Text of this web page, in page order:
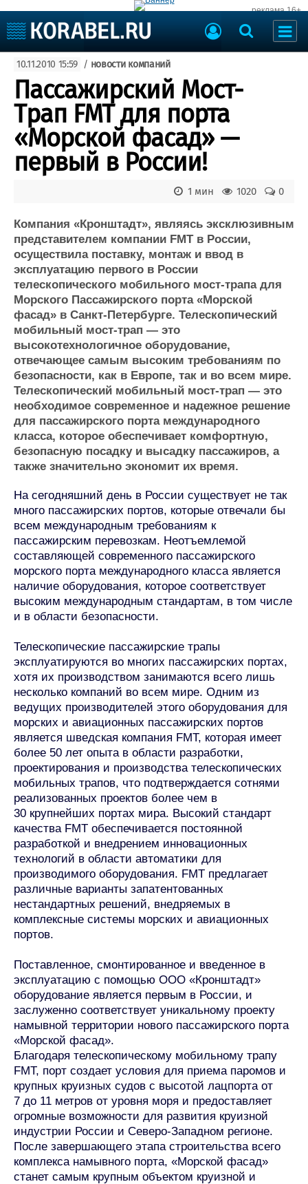
реклама 16+
Судоходство
Судоремонт
События
Пресс-релизы
Порты
Рыболовство
ВМФ
Образование
Яхты и катера
Еще
Пульс
Новости
Компании
Репутация
Работа
Крюинг
Журнал
Реклама
Доска объявлений
Продажа флота
Оборудование
Изделия
Материалы
Услуги
Конференции
Выставки и семинары
Личности
Словарь
Флот
Галерея флота
Форум
Отзывы
Все службы
10.11.2010 15:59 / новости компаний
Пассажирский Мост-
Трап FMT для порта
«Морской фасад» —
первый в России!
0
1020
1 мин
Компания «Кронштадт», являясь эксклюзивным
представителем компании FMT в России,
осуществила поставку, монтаж и ввод в
эксплуатацию первого в России
телескопического мобильного мост-трапа для
Морского Пассажирского порта «Морской
фасад» в Санкт-Петербурге. Телескопический
мобильный мост-трап — это
высокотехнологичное оборудование,
отвечающее самым высоким требованиям по
безопасности, как в Европе, так и во всем мире.
Телескопический мобильный мост-трап — это
необходимое современное и надежное решение
для пассажирского порта международного
класса, которое обеспечивает комфортную,
безопасную посадку и высадку пассажиров, а
также значительно экономит их время.
На сегодняшний день в России существует не так
много пассажирских портов, которые отвечали бы
всем международным требованиям к
пассажирским перевозкам. Неотъемлемой
составляющей современного пассажирского
морского порта международного класса является
наличие оборудования, которое соответствует
высоким международным стандартам, в том числе
и в области безопасности.
Телескопические пассажирские трапы
эксплуатируются во многих пассажирских портах,
хотя их производством занимаются всего лишь
несколько компаний во всем мире. Одним из
ведущих производителей этого оборудования для
морских и авиационных пассажирских портов
является шведская компания FMT, которая имеет
более 50 лет опыта в области разработки,
проектирования и производства телескопических
мобильных трапов, что подтверждается сотнями
реализованных проектов более чем в
30 крупнейших портах мира. Высокий стандарт
качества FMT обеспечивается постоянной
разработкой и внедрением инновационных
технологий в области автоматики для
производимого оборудования. FMT предлагает
различные варианты запатентованных
нестандартных решений, внедряемых в
комплексные системы морских и авиационных
портов.
Поставленное, смонтированное и введенное в
эксплуатацию с помощью ООО «Кронштадт»
оборудование является первым в России, и
заслуженно соответствует уникальному проекту
намывной территории нового пассажирского порта
«Морской фасад».
Благодаря телескопическому мобильному трапу
FMT, порт создает условия для приема паромов и
крупных круизных судов с высотой лацпорта от
7 до 11 метров от уровня моря и предоставляет
огромные возможности для развития круизной
индустрии России и Северо-Западном регионе.
После завершающего этапа строительства всего
комплекса намывного порта, «Морской фасад»
станет самым крупным объектом круизной и